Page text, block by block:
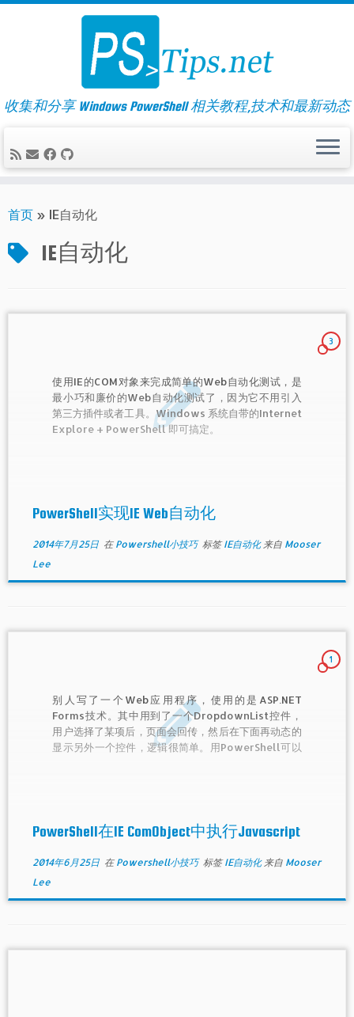
Skip
收集和分享 Windows PowerShell 相关教程,技术和最新动态
首页 » IE自动化
IE自动化
3
使用IE的COM对象来完成简单的Web自动化测试，是
最小巧和廉价的Web自动化测试了，因为它不用引入
第三方插件或者工具。Windows 系统自带的Internet
Explore + PowerShell 即可搞定。
PowerShell实现IE Web自动化
2014年7月25日在 Powershell小技巧 标签IE自动化 来自 Mooser
Lee
1
别人写了一个Web应用程序，使用的是ASP.NET
Forms技术。其中用到了一个DropdownList控件，
用户选择了某项后，页面会回传，然后在下面再动态的
显示另外一个控件，逻辑很简单。用PowerShell可以
PowerShell在IE ComObject中执行Javascript
2014年6月25日在 Powershell小技巧 标签IE自动化 来自 Mooser
Lee